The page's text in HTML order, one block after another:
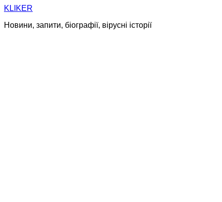
Skip
content
KLIKER
Новини, запити, біографії, вірусні історії